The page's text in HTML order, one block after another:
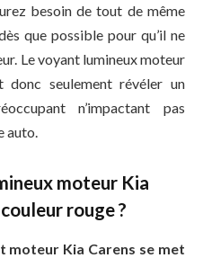
besoin de tout de même
que possible pour qu’il ne
Le voyant lumineux moteur
donc seulement révéler un
n’impactant pas
auto.
moteur Kia
rouge ?
moteur Kia Carens se met